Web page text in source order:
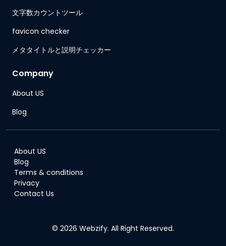
文字数カウントツール
favicon checker
メタタイトルと説明チェッカー
Company
About US
Blog
© 2026 Webzify. All Right Reserved.
About US
Blog
Terms & conditions
Privacy
Contact Us